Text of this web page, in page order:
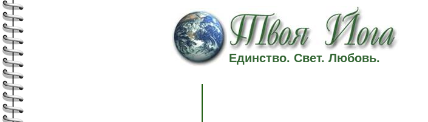
Единство. Свет. Любовь.